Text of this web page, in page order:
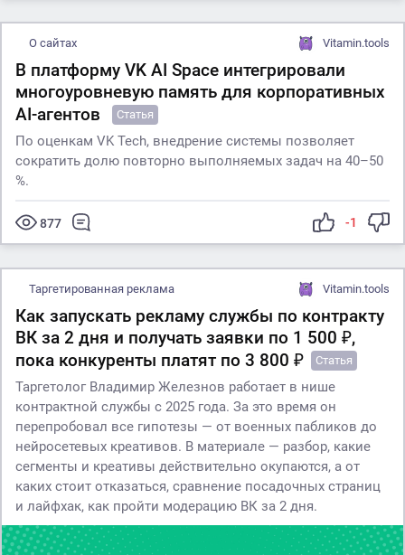
О сайтах Vitamin.tools
В платформу VK AI Space интегрировали
многоуровневую память для корпоративных
AI-агентов
Статья
По оценкам VK Tech, внедрение системы позволяет
сократить долю повторно выполняемых задач на 40–50
%.
877 -1
Таргетированная реклама Vitamin.tools
Как запускать рекламу службы по контракту
ВК за 2 дня и получать заявки по 1 500 ₽,
пока конкуренты платят по 3 800 ₽
Статья
Таргетолог Владимир Железнов работает в нише
контрактной службы с 2025 года. За это время он
перепробовал все гипотезы — от военных пабликов до
нейросетевых креативов. В материале — разбор, какие
сегменты и креативы действительно окупаются, а от
каких стоит отказаться, сравнение посадочных страниц
и лайфхак, как пройти модерацию ВК за 2 дня.